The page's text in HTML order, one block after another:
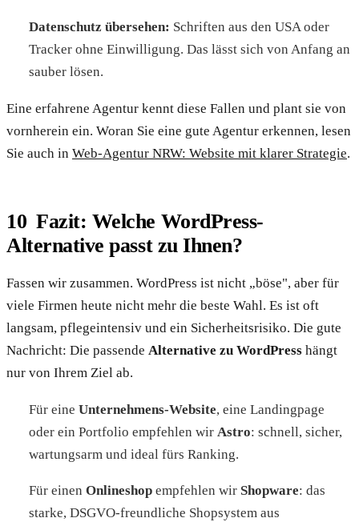
Datenschutz übersehen: Schriften aus den USA oder
Tracker ohne Einwilligung. Das lässt sich von Anfang an
sauber lösen.
Eine erfahrene Agentur kennt diese Fallen und plant sie von
vornherein ein. Woran Sie eine gute Agentur erkennen, lesen
Sie auch in Web-Agentur NRW: Website mit klarer Strategie.
Fazit: Welche WordPress-
Alternative passt zu Ihnen?
Fassen wir zusammen. WordPress ist nicht „böse", aber für
viele Firmen heute nicht mehr die beste Wahl. Es ist oft
langsam, pflegeintensiv und ein Sicherheitsrisiko. Die gute
Nachricht: Die passende Alternative zu WordPress hängt
nur von Ihrem Ziel ab.
Für eine Unternehmens-Website, eine Landingpage
oder ein Portfolio empfehlen wir Astro: schnell, sicher,
wartungsarm und ideal fürs Ranking.
Für einen Onlineshop empfehlen wir Shopware: das
starke, DSGVO-freundliche Shopsystem aus